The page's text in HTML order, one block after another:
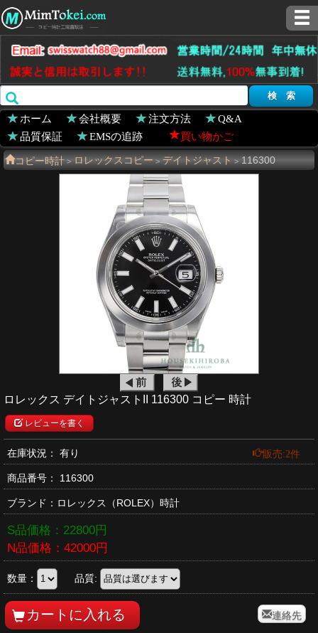
ホーム 会社概要 注文方法
Q&A
品質保証
EMSの追跡 買い物かご
コピー時計 > ロレックスコピー > デイトジャスト > 116300
ロレックス デイトジャストII 116300 コピー 時計
レビューを書く
在庫状況： 有り 販売:2件
商品番号： 116300
ブランド： ロレックス （ROLEX）時計
S品価格： 22800円
N品価格： 42000円
数量： 品質:
連絡先